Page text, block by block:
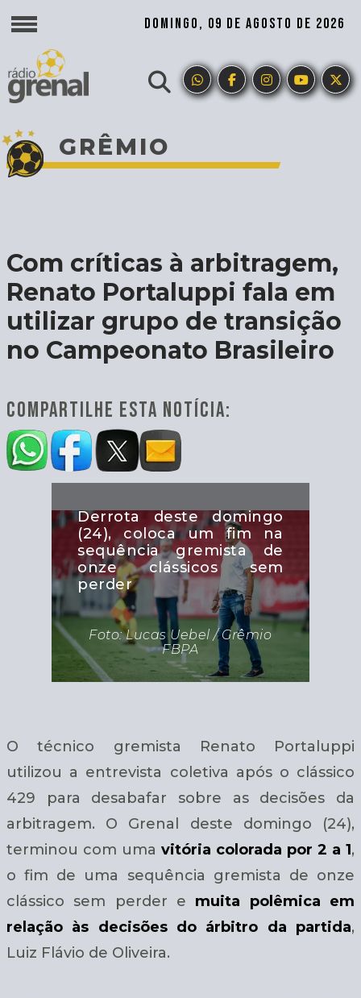
DOMINGO, 09 DE AGOSTO DE 2026
GRÊMIO
Com críticas à arbitragem,
Renato Portaluppi fala em
utilizar grupo de transição
no Campeonato Brasileiro
COMPARTILHE ESTA NOTÍCIA:
Derrota deste domingo
(24), coloca um fim na
sequência gremista de
onze clássicos sem
perder
Foto: Lucas Uebel / Grêmio
FBPA
O técnico gremista Renato Portaluppi
utilizou a entrevista coletiva após o clássico
429 para desabafar sobre as decisões da
arbitragem. O Grenal deste domingo (24),
terminou com uma vitória colorada por 2 a 1,
o fim de uma sequência gremista de onze
clássico sem perder e muita polêmica em
relação às decisões do árbitro da partida,
Luiz Flávio de Oliveira.